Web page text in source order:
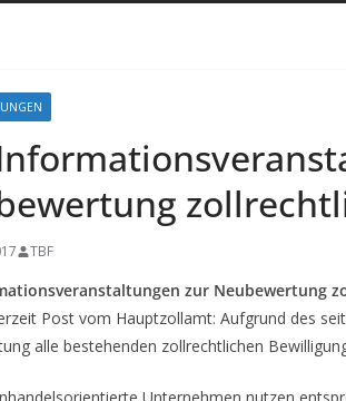
TBF
zur Neubewertung
Post vom Hauptzollamt: Aufgrund des
alle bestehenden zollrechtlichen